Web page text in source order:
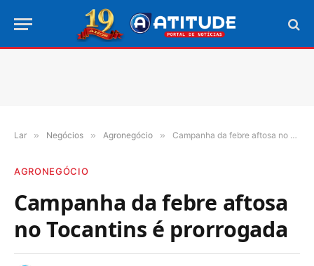
Lar » Negócios » Agronegócio » Campanha da febre aftosa no Tocantins é prorrogada
AGRONEGÓCIO
Campanha da febre aftosa
no Tocantins é prorrogada